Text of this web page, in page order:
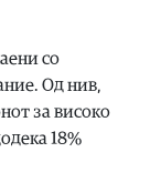
со
Од нив,
за високо
18%